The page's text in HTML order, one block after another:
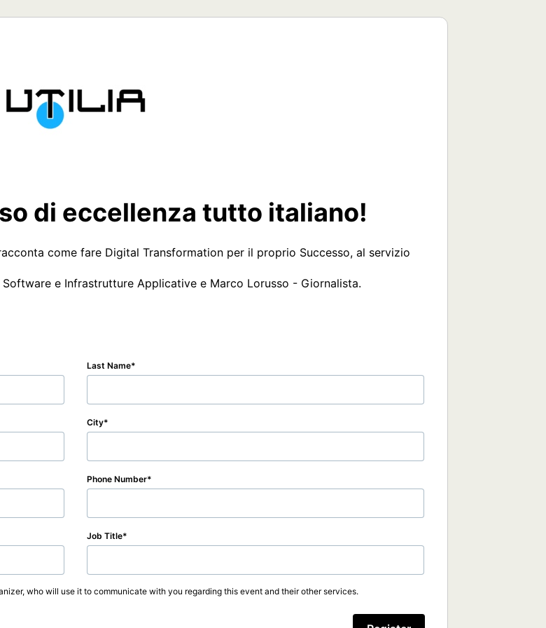
di eccellenza tutto italiano!
come fare Digital Transformation per il proprio Successo, al servizio
e Infrastrutture Applicative e Marco Lorusso - Giornalista.
Last Name
City
Phone Number
Job Title
who will use it to communicate with you regarding this event and their other services.